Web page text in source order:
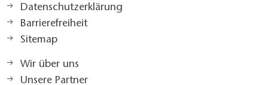
Datenschutzerklärung
Barrierefreiheit
Sitemap
Wir über uns
Unsere Partner